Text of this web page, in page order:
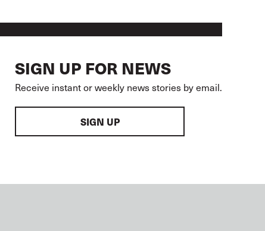
SIGN UP FOR NEWS
Receive instant or weekly news stories by email.
SIGN UP